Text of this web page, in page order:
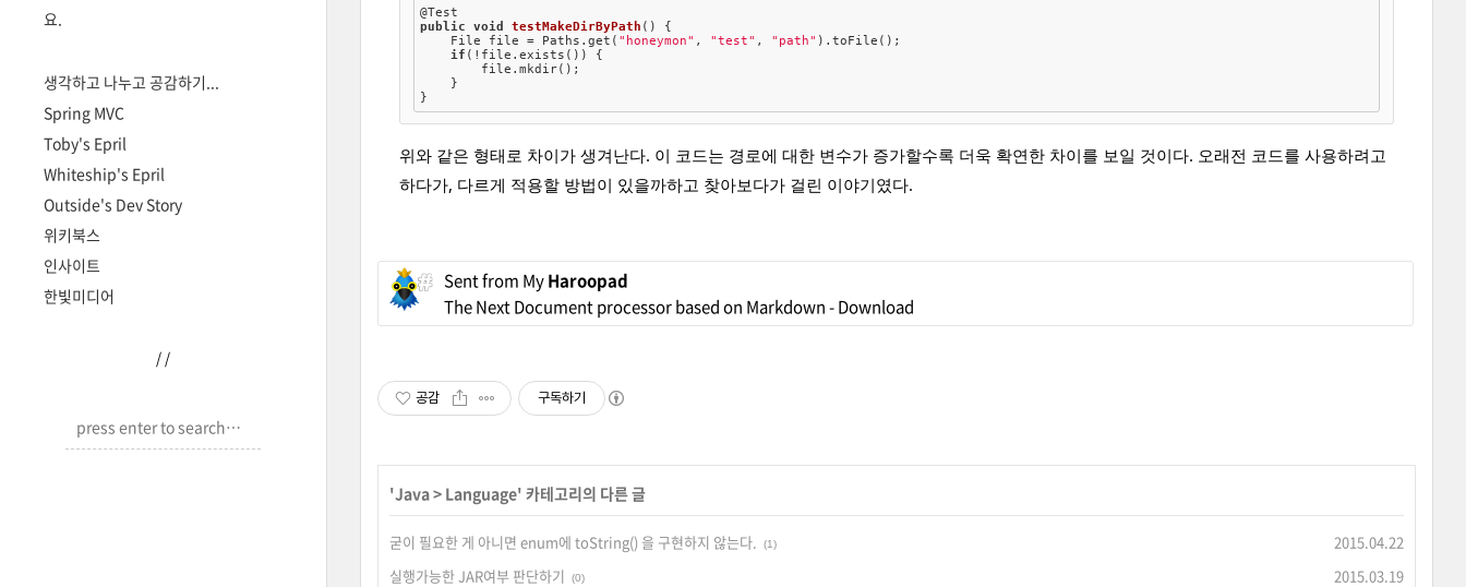
요.
생각하고 나누고 공감하기...
Spring MVC
Toby's Epril
Whiteship's Epril
Outside's Dev Story
위키북스
인사이트
한빛미디어
/ /
@Test
public
void testMakeDirByPath () {
    File file = Paths.get(
"honeymon" , "test" , "path" ).toFile();
if (!file.exists()) {
        file.mkdir();
    }
위와 같은 형태로 차이가 생겨난다. 이 코드는 경로에 대한 변수가 증가할수록 더욱 확연한 차이를 보일 것이다. 오래전 코드를 사용하려고
하다가, 다르게 적용할 방법이 있을까하고 찾아보다가 걸린 이야기였다.
Sent from MyHaroopad
The Next Document processor based on Markdown -Download
공감 구독하기
'Java> Language' 카테고리의 다른 글
굳이 필요한 게 아니면 enum에 toString() 을 구현하지 않는다. (1)
2015.04.22
실행가능한 JAR여부 판단하기
(0)
2015.03.19